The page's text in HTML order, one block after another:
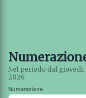
Nel periodo dal giovedi,
2026
Numerazione